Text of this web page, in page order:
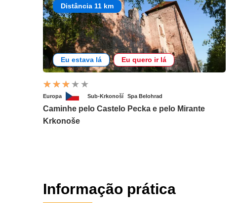
Distância 11 km
Eu estava lá Eu quero ir lá
Europa Sub-Krkonoší Spa Belohrad
Caminhe pelo Castelo Pecka e pelo Mirante
Krkonoše
Informação prática